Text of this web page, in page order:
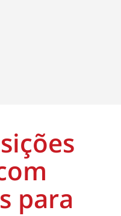
para